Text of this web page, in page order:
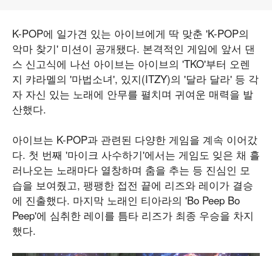
K-POP에 일가견 있는 아이브에게 딱 맞춘 'K-POP의
악마 찾기' 미션이 공개됐다. 본격적인 게임에 앞서 댄
스 신고식에 나선 아이브는 아이브의 'TKO'부터 오렌
지 캬라멜의 '마법소녀', 있지(ITZY)의 '달라 달라' 등 각
자 자신 있는 노래에 안무를 펼치며 귀여운 매력을 발
산했다.
아이브는 K-POP과 관련된 다양한 게임을 계속 이어갔
다. 첫 번째 '마이크 사수하기'에서는 게임도 잊은 채 흘
러나오는 노래마다 열창하며 춤을 추는 등 진심인 모
습을 보여줬고, 팽팽한 접전 끝에 리즈와 레이가 결승
에 진출했다. 마지막 노래인 티아라의 'Bo Peep Bo
Peep'에 심취한 레이를 틈타 리즈가 최종 우승을 차지
했다.